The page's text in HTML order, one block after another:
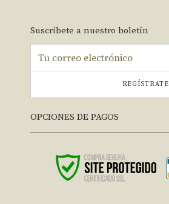
Suscríbete a nuestro boletín
REGÍSTRATE
OPCIONES DE PAGOS